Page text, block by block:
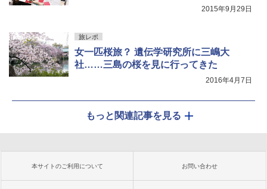
2015年9月29日
旅レポ
女一匹桜旅？ 遺伝学研究所に三嶋大
社……三島の桜を見に行ってきた
2016年4月7日
もっと関連記事を見る
本サイトのご利用について お問い合わせ